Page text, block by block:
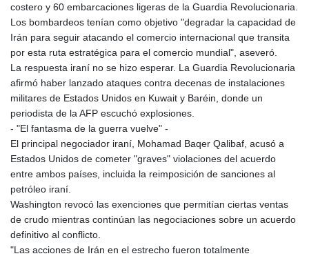
MNT 4157.510076
MOP 9.34149
MRU 46.349915
MUR 54.396619
MVR 17.862733
MWK 2008.207995
MXN 19.811776
MYR 4.728715
MZN 73.882892
NAD 18.78764
NGN 1577.963717
NIO 42.540713
NPR 176.001898
NZD 1.961547
PAB 1.15598
costero y 60 embarcaciones ligeras de la Guardia Revolucionaria.
Los bombardeos tenían como objetivo "degradar la capacidad de
Irán para seguir atacando el comercio internacional que transita
por esta ruta estratégica para el comercio mundial", aseveró.
La respuesta iraní no se hizo esperar. La Guardia Revolucionaria
afirmó haber lanzado ataques contra decenas de instalaciones
militares de Estados Unidos en Kuwait y Baréin, donde un
periodista de la AFP escuchó explosiones.
- "El fantasma de la guerra vuelve" -
El principal negociador iraní, Mohamad Baqer Qalibaf, acusó a
Estados Unidos de cometer "graves" violaciones del acuerdo
entre ambos países, incluida la reimposición de sanciones al
petróleo iraní.
Washington revocó las exenciones que permitían ciertas ventas
de crudo mientras continúan las negociaciones sobre un acuerdo
definitivo al conflicto.
"Las acciones de Irán en el estrecho fueron totalmente